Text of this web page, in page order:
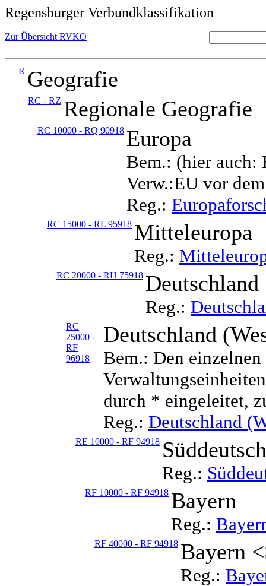
Regensburger Verbundklassifikation
Zur Übersicht RVKO
R Geografie
RC - RZ Regionale Geografie
RC 10000 - RQ 90918 Europa
Bem.: (hier auch:
Verw.:EU vor
Reg.:
RC 15000 - RL 95918 Mitteleuropa
Reg.:
RC 20000 - RH 75918 Deutschland
Reg.:
RC
25000 -
RF
96918
Deutschland
Bem.: Den
durch * eingeleitet,
Reg.: Deutschland
RE 10000 - RF 94918
Reg.:
RF 10000 - RF 94918 Bayern
Reg.:
RF 40000 - RF 94918 Bayern
Reg.: